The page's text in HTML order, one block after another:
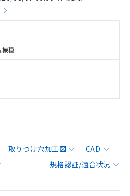
機種
取りつけ穴加工図
CAD
規格認証/適合状況